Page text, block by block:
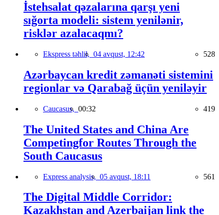
İstehsalat qəzalarına qarşı yeni
sığorta modeli: sistem yenilənir,
risklər azalacaqmı?
Ekspress təhlil, 04 avqust, 12:42 528
Azərbaycan kredit zəmanəti sistemini
regionlar və Qarabağ üçün yeniləyir
Caucasus, 00:32 419
The United States and China Are
Competingfor Routes Through the
South Caucasus
Express analysis, 05 avqust, 18:11 561
The Digital Middle Corridor:
Kazakhstan and Azerbaijan link the